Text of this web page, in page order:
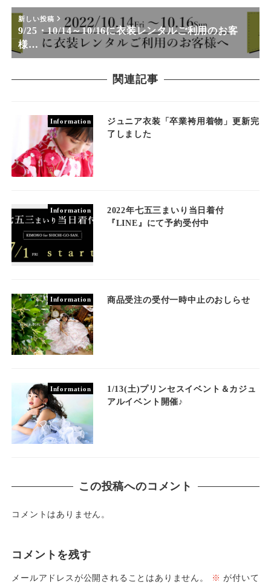
新しい投稿
9/25・10/14～10/16に衣装レンタルご利用のお客
様…
関連記事
Information
ジュニア衣装「卒業袴用着物」更新完
了しました
Information
2022年七五三まいり当日着付
『LINE』にて予約受付中
Information 商品受注の受付一時中止のおしらせ
Information
1/13(土)プリンセスイベント＆カジュ
アルイベント開催♪
この投稿へのコメント
コメントはありません。
コメントを残す
メールアドレスが公開されることはありません。 ※ が付いて